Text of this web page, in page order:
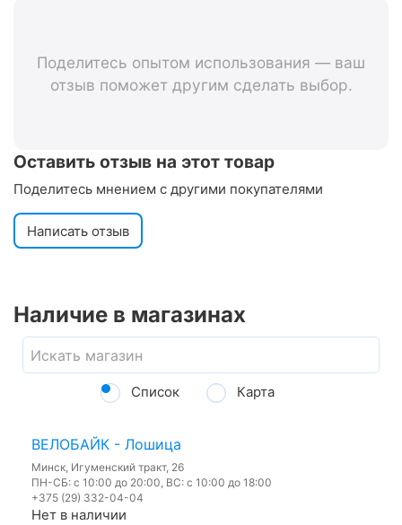
Поделитесь опытом использования — ваш
отзыв поможет другим сделать выбор.
Оставить отзыв на этот товар
Поделитесь мнением с другими покупателями
Написать отзыв
Наличие в магазинах
Список Карта
ВЕЛОБАЙК - Лошица
Минск, Игуменский тракт, 26
ПН-СБ: с 10:00 до 20:00, ВС: с 10:00 до 18:00
+375 (29) 332-04-04
Нет в наличии